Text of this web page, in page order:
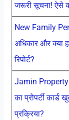
जरूरी सूचना! ऐसे
New Family
अधिकार और क्या
रिपोर्ट?
Jamin Property
का प्रोपर्टी
प्रक्रिया?